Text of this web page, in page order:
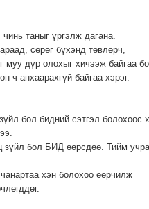
таныг үргэлж дагана.
сөрөг бүхэнд төвлөрч,
муу дүр олохыг хичээж байгаа
ч анхаарахгүй байгаа хэрэг.
бол бидний сэтгэл болохоос
зүйл бол БИД өөрсдөө. Тийм
хэн болохоо өөрчилж